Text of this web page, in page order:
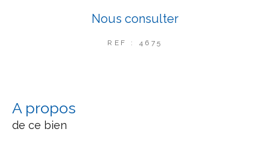
Nous consulter
REF : 4675
a propos
de ce bien